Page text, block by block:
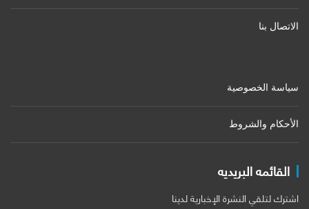
الاتصال بنا
سياسة الخصوصية
الأحكام والشروط
القائمه البريديه
اشترك لتلقي النشرة الإخبارية لدينا